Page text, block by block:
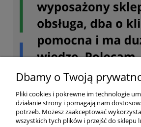
Dbamy o Twoją
Pliki cookies i pokrewne im technologie
działanie strony i pomagają nam
potrzeb. Możesz zaakceptować
wszystkich tych plików i przejść do sklepu